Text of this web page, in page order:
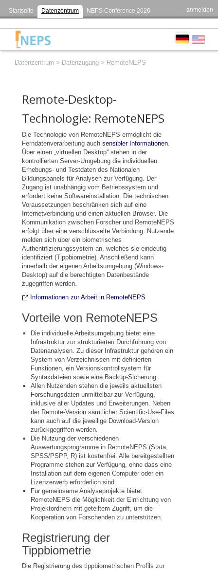
Startseite Datenzentrum NEPS Conference 2026 anmelden
Datenzentrum > Datenzugang > RemoteNEPS
Remote-Desktop-
Technologie: RemoteNEPS
Die Technologie von RemoteNEPS ermöglicht die
Ferndatenverarbeitung auch sensibler Informationen.
Über einen „virtuellen Desktop“ stehen in der
kontrollierten Server-Umgebung die individuellen
Erhebungs- und Testdaten des Nationalen
Bildungspanels für Analysen zur Verfügung. Der
Zugang ist unabhängig vom Betriebssystem und
erfordert keine Softwareinstallation. Die technischen
Voraussetzungen beschränken sich auf eine
Internetverbindung und einen aktuellen Browser. Die
Kommunikation zwischen Forscher und RemoteNEPS
erfolgt über eine verschlüsselte Verbindung. Nutzende
melden sich über ein biometrisches
Authentifizierungssystem an, welches sie eindeutig
identifiziert (Tippbiometrie). Anschließend kann
innerhalb der eigenen Arbeitsumgebung (Windows-
Desktop) auf die berechtigten Datenbestände
zugegriffen werden.
Informationen zur Arbeit in RemoteNEPS
Vorteile von RemoteNEPS
Die individuelle Arbeitsumgebung bietet eine
Infrastruktur zur strukturierten Durchführung von
Datenanalysen. Zu dieser Infrastruktur gehören ein
System von Verzeichnissen mit definierten
Funktionen, ein Versionskontrollsystem für
Syntaxdateien sowie eine Backup-Sicherung.
Allen Nutzenden stehen die jeweils aktuellsten
Forschungsdaten unmittelbar zur Verfügung,
inklusive aller Updates und Erweiterungen. Neben
der Remote-Version sämtlicher Scientific-Use-Files
kann auch auf die jeweilige Download-Version
zurückgegriffen werden.
Die Nutzung der verschiedenen
Auswertungsprogramme in RemoteNEPS (Stata,
SPSS/PSPP, R) ist kostenfrei. Alle bereitgestellten
Programme stehen zur Verfügung, ohne dass eine
Installation auf dem eigenen Computer oder ein
Lizenzerwerb erforderlich sind.
Für gemeinsame Analyseprojekte bietet
RemoteNEPS die Möglichkeit der Einrichtung von
Projektordnern mit geteiltem Zugriff, um die
Kooperation von Forschenden zu unterstützen.
Registrierung der
Tippbiometrie
Die Registrierung des tippbiometrischen Profils zur